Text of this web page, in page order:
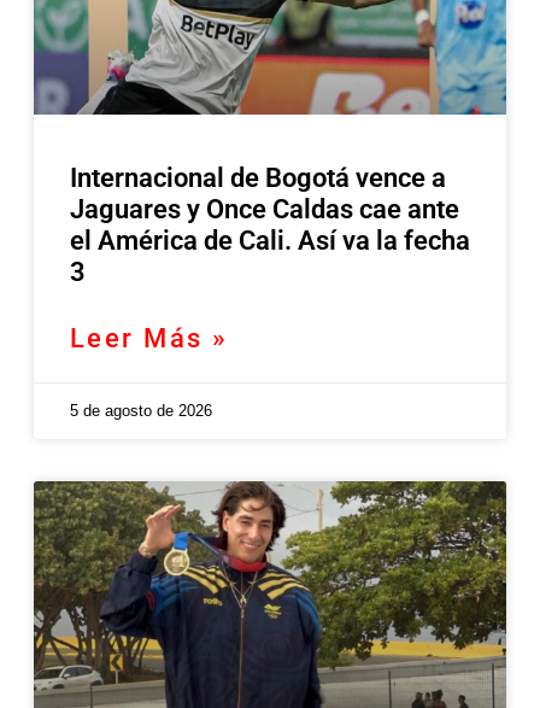
Internacional de Bogotá vence a
Jaguares y Once Caldas cae ante
el América de Cali. Así va la fecha
3
Leer Más »
5 de agosto de 2026